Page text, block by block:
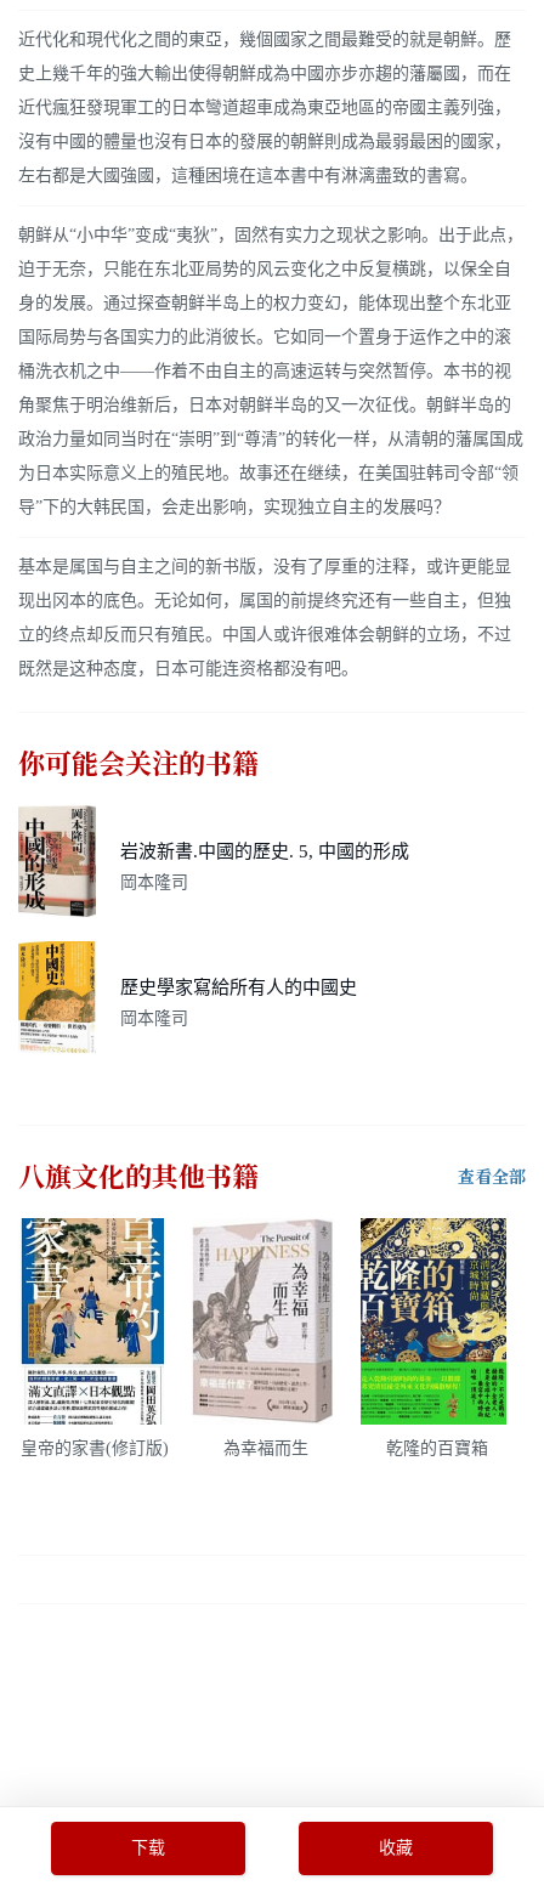
近代化和現代化之間的東亞，幾個國家之間最難受的就是朝鮮。歷
史上幾千年的強大輸出使得朝鮮成為中國亦步亦趨的藩屬國，而在
近代瘋狂發現軍工的日本彎道超車成為東亞地區的帝國主義列強，
沒有中國的體量也沒有日本的發展的朝鮮則成為最弱最困的國家，
左右都是大國強國，這種困境在這本書中有淋漓盡致的書寫。
朝鲜从“小中华”变成“夷狄”，固然有实力之现状之影响。出于此点，
迫于无奈，只能在东北亚局势的风云变化之中反复横跳，以保全自
身的发展。通过探查朝鲜半岛上的权力变幻，能体现出整个东北亚
国际局势与各国实力的此消彼长。它如同一个置身于运作之中的滚
桶洗衣机之中——作着不由自主的高速运转与突然暂停。本书的视
角聚焦于明治维新后，日本对朝鲜半岛的又一次征伐。朝鲜半岛的
政治力量如同当时在“崇明”到“尊清”的转化一样，从清朝的藩属国成
为日本实际意义上的殖民地。故事还在继续，在美国驻韩司令部“领
导”下的大韩民国，会走出影响，实现独立自主的发展吗？
基本是属国与自主之间的新书版，没有了厚重的注释，或许更能显
现出冈本的底色。无论如何，属国的前提终究还有一些自主，但独
立的终点却反而只有殖民。中国人或许很难体会朝鲜的立场，不过
既然是这种态度，日本可能连资格都没有吧。
你可能会关注的书籍
岩波新書.中國的歷史. 5, 中國的形成
岡本隆司
歷史學家寫給所有人的中國史
岡本隆司
八旗文化的其他书籍 查看全部
皇帝的家書(修訂版) 為幸福而生 乾隆的百寶箱
下载 收藏